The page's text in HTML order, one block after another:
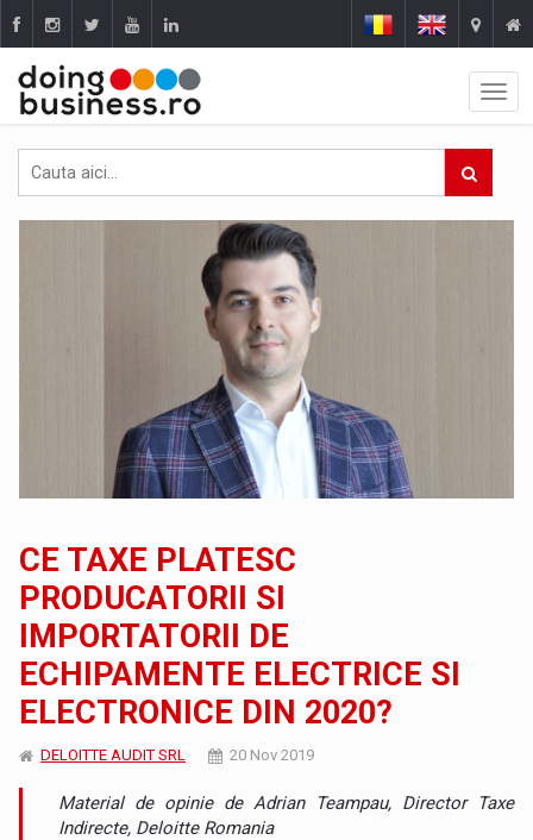
CE TAXE PLATESC
PRODUCATORII SI
IMPORTATORII DE
ECHIPAMENTE ELECTRICE SI
ELECTRONICE DIN 2020?
DELOITTE AUDIT SRL 20 Nov 2019
Material de opinie de Adrian Teampau, Director Taxe
Indirecte, Deloitte Romania